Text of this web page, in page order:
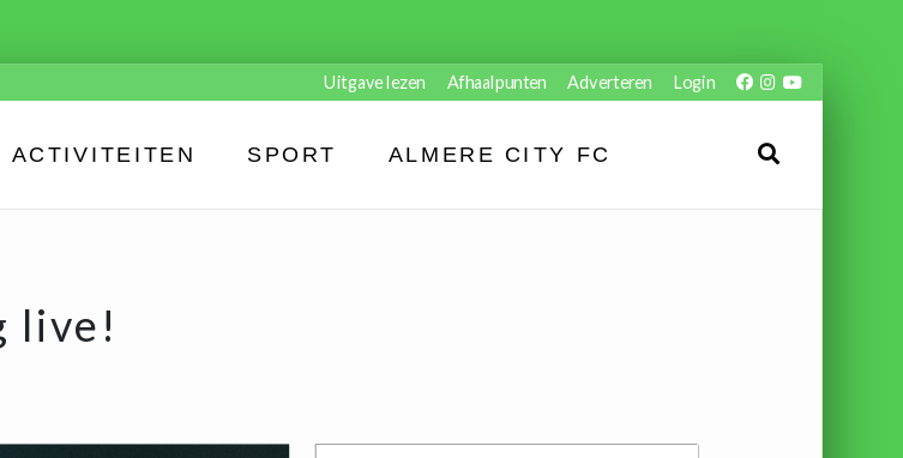
Uitgave lezen Afhaalpunten Adverteren Login
ACTIVITEITEN SPORT ALMERE CITY FC
live!